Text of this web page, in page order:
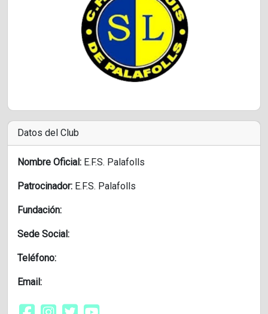
Datos del Club
Nombre Oficial: E.F.S. Palafolls
Patrocinador: E.F.S. Palafolls
Fundación:
Sede Social:
Teléfono:
Email: